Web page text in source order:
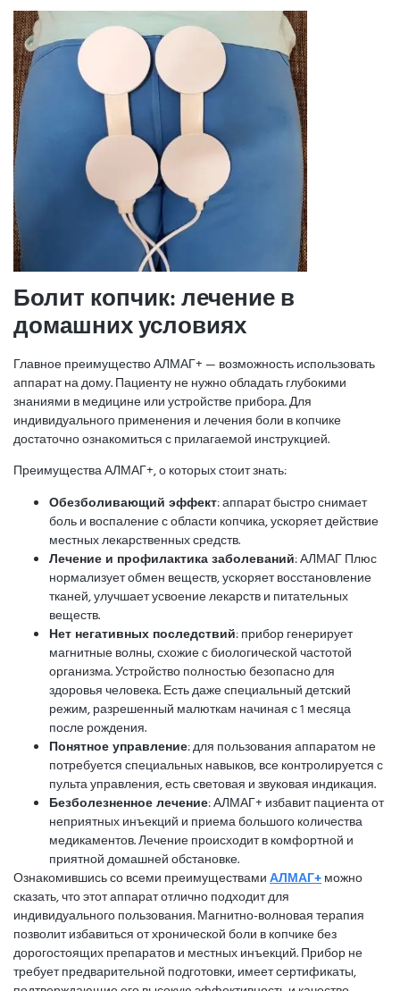
Болит копчик: лечение в
домашних условиях
Главное преимущество АЛМАГ+ — возможность использовать
аппарат на дому. Пациенту не нужно обладать глубокими
знаниями в медицине или устройстве прибора. Для
индивидуального применения и лечения боли в копчике
достаточно ознакомиться с прилагаемой инструкцией.
Преимущества АЛМАГ+, о которых стоит знать:
Обезболивающий эффект: аппарат быстро снимает
боль и воспаление с области копчика, ускоряет действие
местных лекарственных средств.
Лечение и профилактика заболеваний: АЛМАГ Плюс
нормализует обмен веществ, ускоряет восстановление
тканей, улучшает усвоение лекарств и питательных
веществ.
Нет негативных последствий: прибор генерирует
магнитные волны, схожие с биологической частотой
организма. Устройство полностью безопасно для
здоровья человека. Есть даже специальный детский
режим, разрешенный малюткам начиная с 1 месяца
после рождения.
Понятное управление: для пользования аппаратом не
потребуется специальных навыков, все контролируется с
пульта управления, есть световая и звуковая индикация.
Безболезненное лечение: АЛМАГ+ избавит пациента от
неприятных инъекций и приема большого количества
медикаментов. Лечение происходит в комфортной и
приятной домашней обстановке.
Ознакомившись со всеми преимуществамиАЛМАГ+можно
сказать, что этот аппарат отлично подходит для
индивидуального пользования. Магнитно-волновая терапия
позволит избавиться от хронической боли в копчике без
дорогостоящих препаратов и местных инъекций. Прибор не
требует предварительной подготовки, имеет сертификаты,